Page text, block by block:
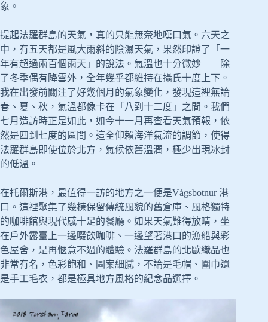
象。
提起法羅群島的天氣，真的只能無奈地嘆口氣。六天之
中，有五天都是風大雨斜的陰濕天氣，果然印證了「一
年有超過兩百個雨天」的說法。氣溫也十分微妙——除
了冬季偶有降雪外，全年幾乎都維持在攝氏十度上下。
我在出發前關注了好幾個月的氣象變化，發現這裡無論
春、夏、秋，氣溫都像卡在「八到十二度」之間。我們
七月造訪時正是如此，如今十一月再查看天氣預報，依
然是四到七度的區間。這全仰賴海洋氣流的調節，使得
法羅群島即使位於北方，氣候依舊溫潤，極少出現冰封
的低溫。
在托爾斯港，最值得一訪的地方之一便是Vágsbotnur 港
口。這裡聚集了幾棟保留傳統風貌的舊倉庫、風格獨特
的咖啡館與現代感十足的餐廳。如果天氣難得放晴，坐
在戶外露臺上一邊啜飲咖啡、一邊望著港口的漁船與彩
色屋舍，是再愜意不過的體驗。法羅群島的北歐織品也
非常有名，色彩飽和、圖案細膩，不論是毛帽、圍巾還
是手工毛衣，都是極具地方風格的紀念品選擇。